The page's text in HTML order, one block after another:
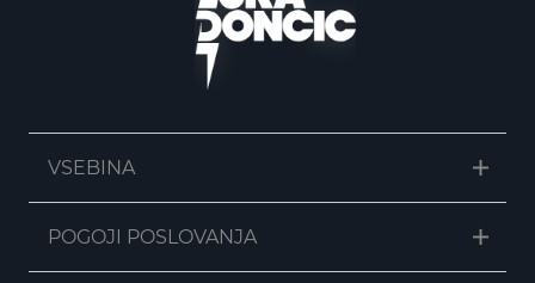
VSEBINA
POGOJI POSLOVANJA